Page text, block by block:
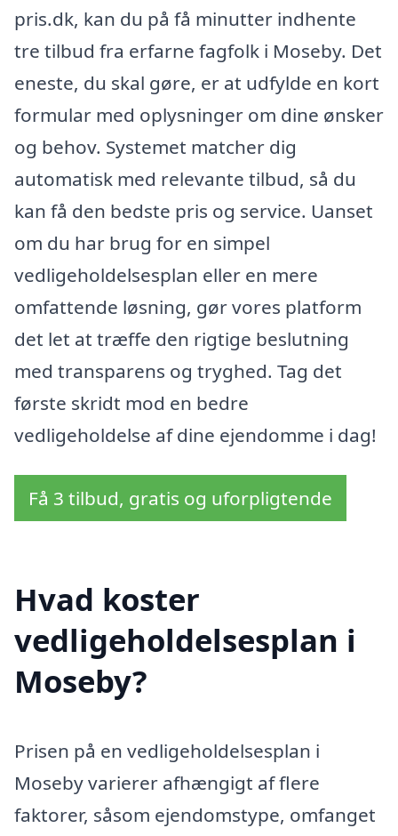
pris.dk, kan du på få minutter indhente
tre tilbud fra erfarne fagfolk i Moseby. Det
eneste, du skal gøre, er at udfylde en kort
formular med oplysninger om dine ønsker
og behov. Systemet matcher dig
automatisk med relevante tilbud, så du
kan få den bedste pris og service. Uanset
om du har brug for en simpel
vedligeholdelsesplan eller en mere
omfattende løsning, gør vores platform
det let at træffe den rigtige beslutning
med transparens og tryghed. Tag det
første skridt mod en bedre
vedligeholdelse af dine ejendomme i dag!
Få 3 tilbud, gratis og uforpligtende
Hvad koster
vedligeholdelsesplan i
Moseby?
Prisen på en vedligeholdelsesplan i
Moseby varierer afhængigt af flere
faktorer, såsom ejendomstype, omfanget